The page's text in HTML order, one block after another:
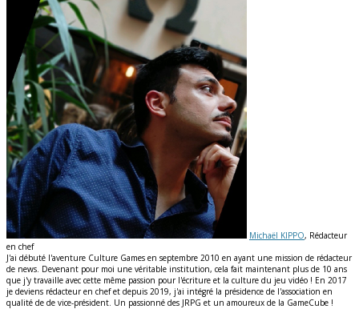
Michaël KIPPO, Rédacteur
en chef
J'ai débuté l'aventure Culture Games en septembre 2010 en ayant une mission de rédacteur
de news. Devenant pour moi une véritable institution, cela fait maintenant plus de 10 ans
que j'y travaille avec cette même passion pour l'écriture et la culture du jeu vidéo ! En 2017
je deviens rédacteur en chef et depuis 2019, j'ai intégré la présidence de l'association en
qualité de de vice-président. Un passionné des JRPG et un amoureux de la GameCube !